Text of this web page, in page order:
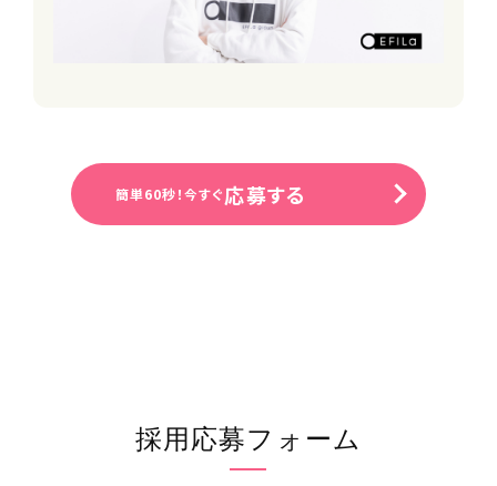
シフト制／4週8休〜
■特別休暇（慶弔休暇を含む）
必要資格・免許等
下記のいずれかに該当の方
・介護福祉士
・介護職員実務者研修修了
簡単60秒！今すぐ応募する
採用応募フォーム